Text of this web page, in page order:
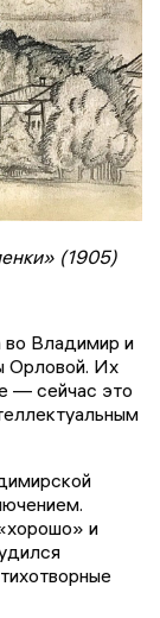
(1905)
во Владимир и
Орловой. Их
— сейчас это
и